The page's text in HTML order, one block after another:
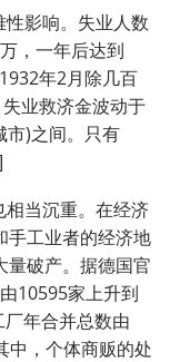
影响。失业人数
，一年后达到
年2月除几百
业救济金波动于
市)之间。只有
当沉重。在经济
手工业者的经济地
量破产。据德国官
10595家上升到
年合并总数由
中，个体商贩的处